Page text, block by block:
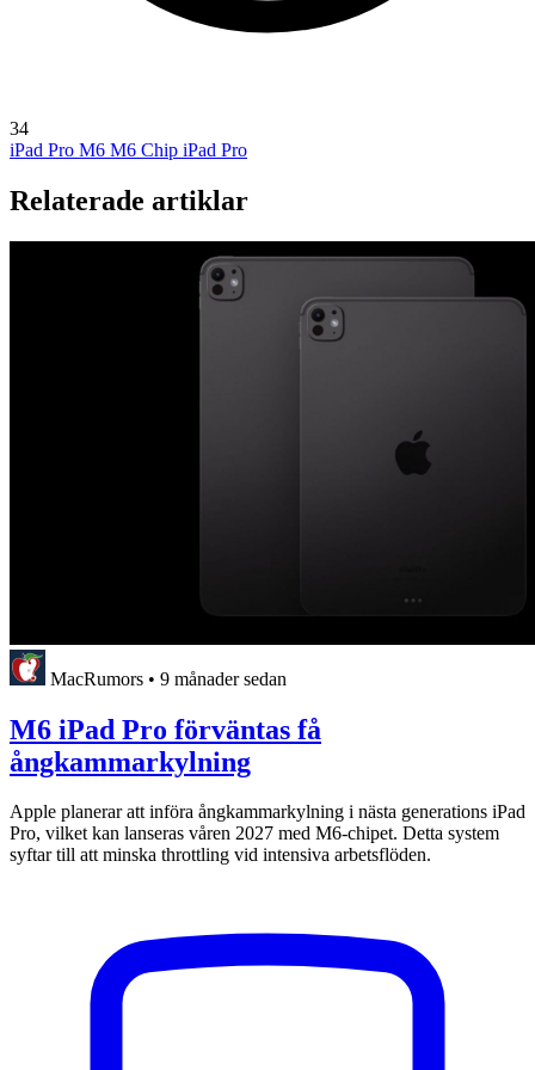
34
iPad Pro M6 M6 Chip iPad Pro
Relaterade artiklar
MacRumors • 9 månader sedan
M6 iPad Pro förväntas få
ångkammarkylning
Apple planerar att införa ångkammarkylning i nästa generations iPad
Pro, vilket kan lanseras våren 2027 med M6-chipet. Detta system
syftar till att minska throttling vid intensiva arbetsflöden.